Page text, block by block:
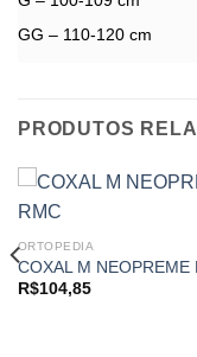
GG – 110-120 cm
PRODUTOS
ORTOPEDIA
COXAL M NEOPREME
R$104,85